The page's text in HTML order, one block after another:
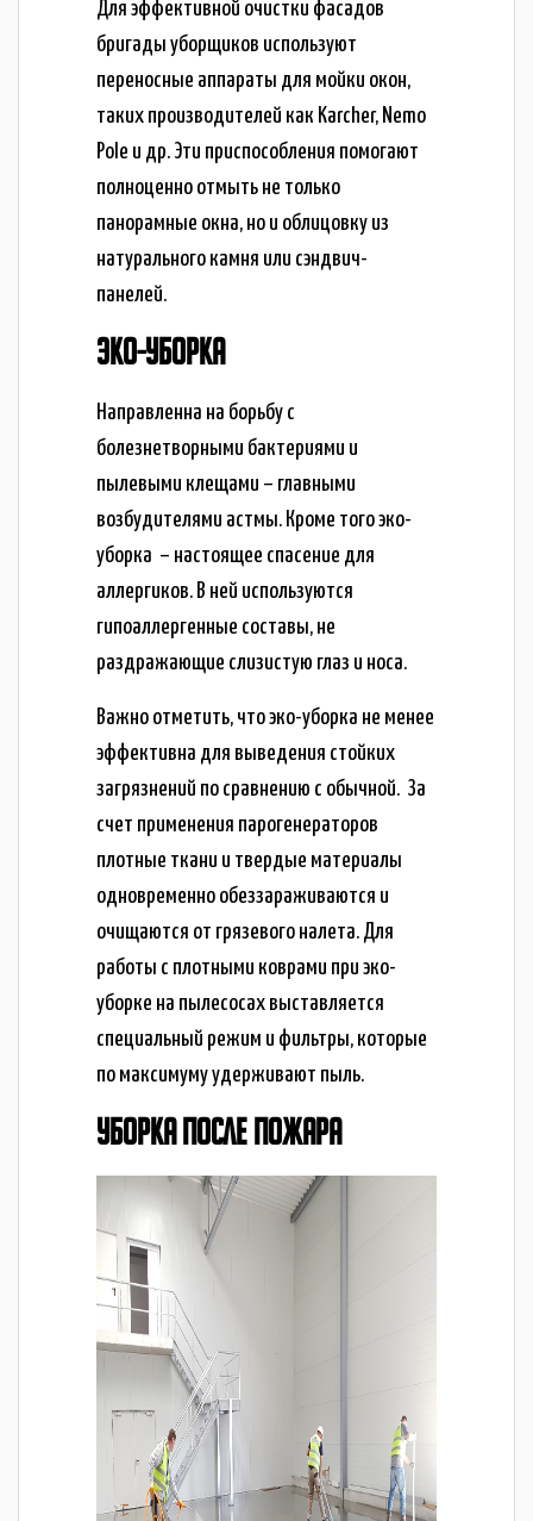
Для эффективной очистки фасадов
бригады уборщиков используют
переносные аппараты для мойки окон,
таких производителей как Karcher, Nemo
Pole и др. Эти приспособления помогают
полноценно отмыть не только
панорамные окна, но и облицовку из
натурального камня или сэндвич-
панелей.
ЭКО-УБОРКА
Направленна на борьбу с
болезнетворными бактериями и
пылевыми клещами – главными
возбудителями астмы. Кроме того эко-
уборка – настоящее спасение для
аллергиков. В ней используются
гипоаллергенные составы, не
раздражающие слизистую глаз и носа.
Важно отметить, что эко-уборка не менее
эффективна для выведения стойких
загрязнений по сравнению с обычной. За
счет применения парогенераторов
плотные ткани и твердые материалы
одновременно обеззараживаются и
очищаются от грязевого налета. Для
работы с плотными коврами при эко-
уборке на пылесосах выставляется
специальный режим и фильтры, которые
по максимуму удерживают пыль.
УБОРКА ПОСЛЕ ПОЖАРА